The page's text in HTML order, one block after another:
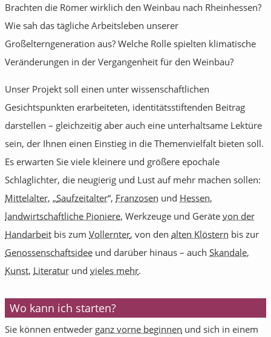
Brachten die Römer wirklich den Weinbau nach Rheinhessen?
Wie sah das tägliche Arbeitsleben unserer
Großelterngeneration aus? Welche Rolle spielten klimatische
Veränderungen in der Vergangenheit für den Weinbau?
Unser Projekt soll einen unter wissenschaftlichen
Gesichtspunkten erarbeiteten, identitätsstiftenden Beitrag
darstellen – gleichzeitig aber auch eine unterhaltsame Lektüre
sein, der Ihnen einen Einstieg in die Themenvielfalt bieten soll.
Es erwarten Sie viele kleinere und größere epochale
Schlaglichter, die neugierig und Lust auf mehr machen sollen:
Mittelalter, „Saufzeitalter“, Franzosen und Hessen,
landwirtschaftliche Pioniere, Werkzeuge und Geräte von der
Handarbeit bis zum Vollernter, von den alten Klöstern bis zur
Genossenschaftsidee und darüber hinaus – auch Skandale,
Kunst, Literatur und vieles mehr.
Wo kann ich starten?
Sie können entweder ganz vorne beginnen und sich in einem